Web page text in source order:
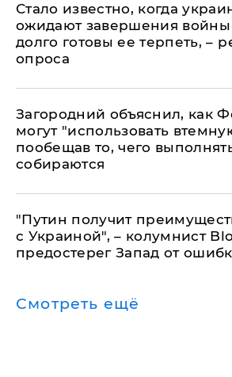
Стало известно, когда
ожидают завершения войны
долго готовы ее терпеть, –
опроса
Загородний объяснил, как
могут "использовать
пообещав то, чего
собираются
"Путин получит
с Украиной", – колумнист
предостерег Запад от
Смотреть ещё